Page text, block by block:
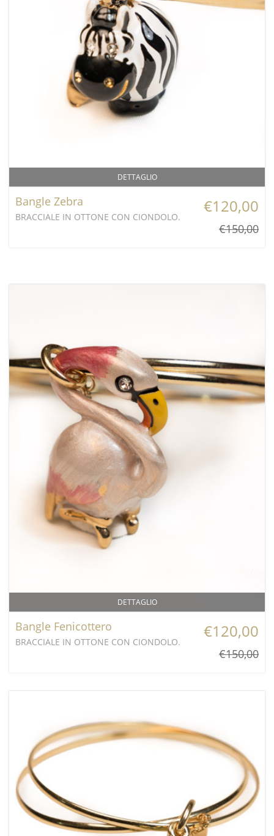
DETTAGLIO
Bangle Zebra
BRACCIALE IN OTTONE CON CIONDOLO.
€120,00
€150,00
DETTAGLIO
Bangle Fenicottero
BRACCIALE IN OTTONE CON CIONDOLO.
€120,00
€150,00